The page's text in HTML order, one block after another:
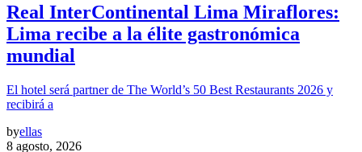
Real InterContinental Lima Miraflores:
Lima recibe a la élite gastronómica
mundial
El hotel será partner de The World’s 50 Best Restaurants 2026 y
recibirá a
byellas
8 agosto, 2026